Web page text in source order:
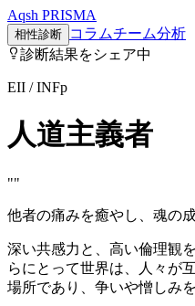
Aqsh PRISMA
相性診断 コラムチーム分析
診断結果をシェア中
EII /INFp
人道主義者
""
他者の痛みを癒やし、魂の
深い共感力と、高い倫理観
らにとって世界は、人々が
場所であり、争いや憎しみ